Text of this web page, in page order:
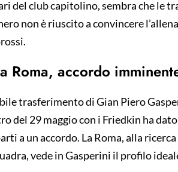
del club capitolino, sembra che le
non è riuscito a convincere
Roma, accordo
trasferimento di Gian Piero
del 29 maggio con i Friedkin ha
a un accordo. La Roma, alla
vede in Gasperini il profilo